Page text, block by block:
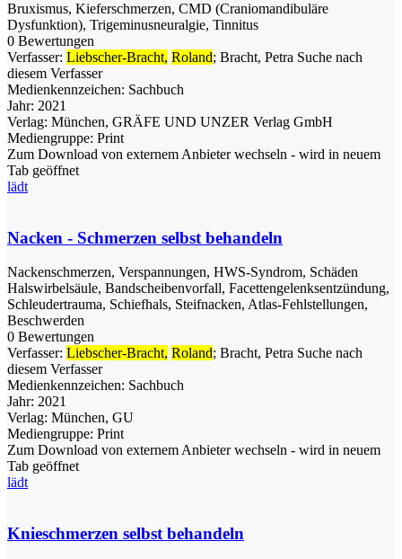
Bruxismus, Kieferschmerzen, CMD (Craniomandibuläre
Dysfunktion), Trigeminusneuralgie, Tinnitus
0 Bewertungen
Verfasser: Liebscher-Bracht, Roland; Bracht, Petra Suche nach
diesem Verfasser
Medienkennzeichen: Sachbuch
Jahr: 2021
Verlag: München, GRÄFE UND UNZER Verlag GmbH
Mediengruppe: Print
Zum Download von externem Anbieter wechseln - wird in neuem
Tab geöffnet
lädt
Nacken - Schmerzen selbst behandeln
Nackenschmerzen, Verspannungen, HWS-Syndrom, Schäden
Halswirbelsäule, Bandscheibenvorfall, Facettengelenksentzündung,
Schleudertrauma, Schiefhals, Steifnacken, Atlas-Fehlstellungen,
Beschwerden
0 Bewertungen
Verfasser: Liebscher-Bracht, Roland; Bracht, Petra Suche nach
diesem Verfasser
Medienkennzeichen: Sachbuch
Jahr: 2021
Verlag: München, GU
Mediengruppe: Print
Zum Download von externem Anbieter wechseln - wird in neuem
Tab geöffnet
lädt
Knieschmerzen selbst behandeln